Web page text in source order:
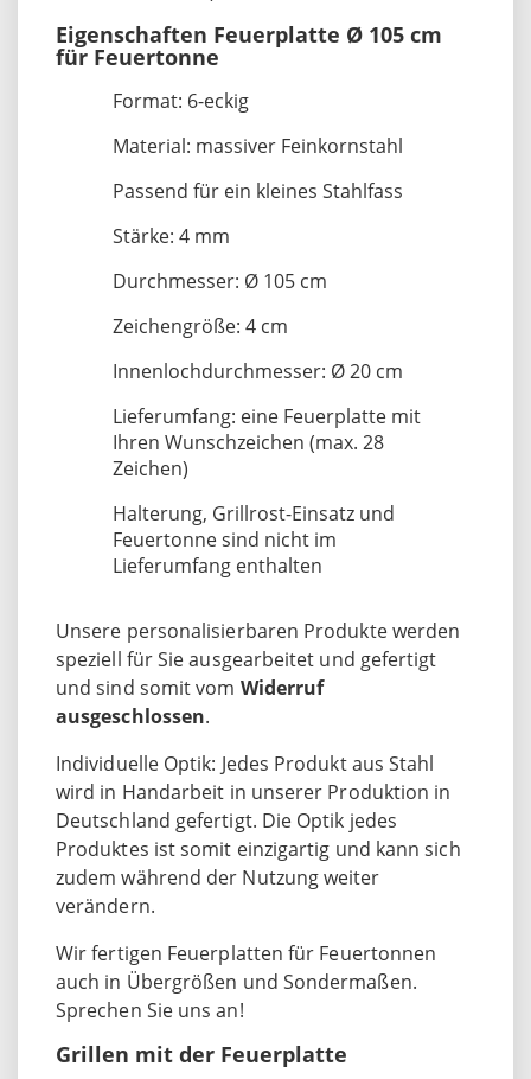
Eigenschaften Feuerplatte Ø 105 cm
für Feuertonne
Format: 6-eckig
Material: massiver Feinkornstahl
Passend für ein kleines Stahlfass
Stärke: 4 mm
Durchmesser: Ø 105 cm
Zeichengröße: 4 cm
Innenlochdurchmesser: Ø 20 cm
Lieferumfang: eine Feuerplatte mit
Ihren Wunschzeichen (max. 28
Zeichen)
Halterung, Grillrost-Einsatz und
Feuertonne sind nicht im
Lieferumfang enthalten
Unsere personalisierbaren Produkte werden
speziell für Sie ausgearbeitet und gefertigt
und sind somit vom Widerruf
ausgeschlossen.
Individuelle Optik: Jedes Produkt aus Stahl
wird in Handarbeit in unserer Produktion in
Deutschland gefertigt. Die Optik jedes
Produktes ist somit einzigartig und kann sich
zudem während der Nutzung weiter
verändern.
Wir fertigen Feuerplatten für Feuertonnen
auch in Übergrößen und Sondermaßen.
Sprechen Sie uns an!
Grillen mit der Feuerplatte